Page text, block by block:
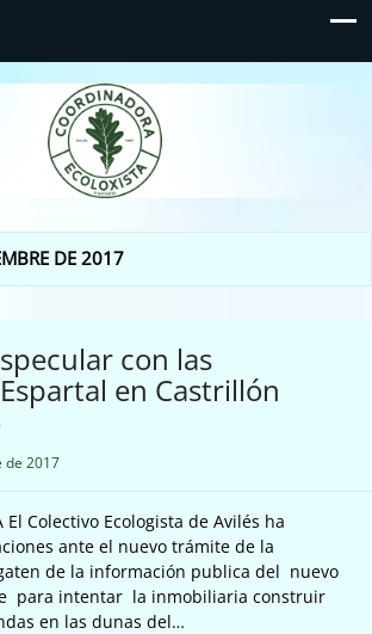
Ecoloxista
d'Asturies
DE 2017
con las
en Castrillón
de 2017
El Colectivo Ecologista de Avilés ha
ante el nuevo trámite de la
de la información publica del nuevo
para intentar la inmobiliaria construir
en las dunas del…